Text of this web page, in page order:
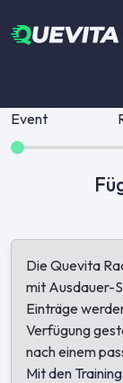
Event
Die Quevita
mit Ausdauer-
Einträge
Verfügung
nach einem
Mit den